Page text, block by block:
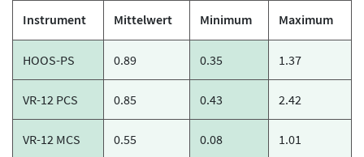
Instrument Mittelwert Minimum Maximum
HOOS-PS 0.89 0.35 1.37
VR-12 PCS 0.85 0.43 2.42
VR-12 MCS 0.55 0.08 1.01